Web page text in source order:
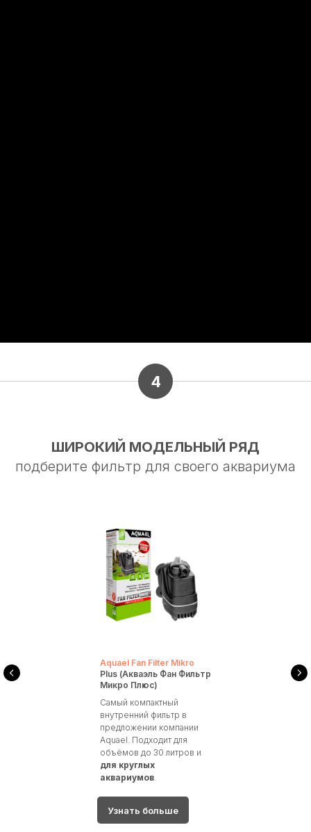
4
ШИРОКИЙ МОДЕЛЬНЫЙ РЯД
подберите фильтр для своего аквариума
Aquael Fan Filter Mikro
Plus (Акваэль Фан Фильтр
Микро Плюс)
Cамый компактный
внутренний фильтр в
предложении компании
Aquael. Подходит для
объёмов до 30 литров и
для круглых
аквариумов
Узнать больше